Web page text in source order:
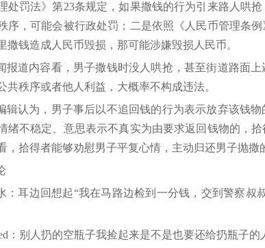
处罚法》第23条规定，如果撒钱的行为引来路人哄
序，可能会被行政处罚；二是依照《人民币管理条
撒钱造成人民币毁损，那可能涉嫌毁损人民币。
报道内容看，男子撒钱时没人哄抢，甚至街道路面
共秩序或者他人利益，大概率不构成违法。
辑认为，男子事后以不追回钱的行为表示放弃该钱
绪不稳定、意思表示不真实为由要求返回钱物的，
，拾得者能够劝慰男子平复心情，主动归还男子抛撒
：耳边回想起“我在马路边检到一分钱，交到警察
：别人扔的空瓶子我捡起来是不是也要还给扔瓶子的